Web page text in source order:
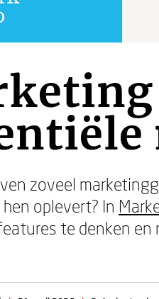
zoveel
oplevert? In
te denken